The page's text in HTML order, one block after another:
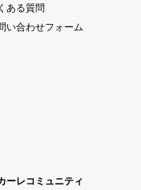
ある質問
い合わせフォーム
ーレコミュニティ